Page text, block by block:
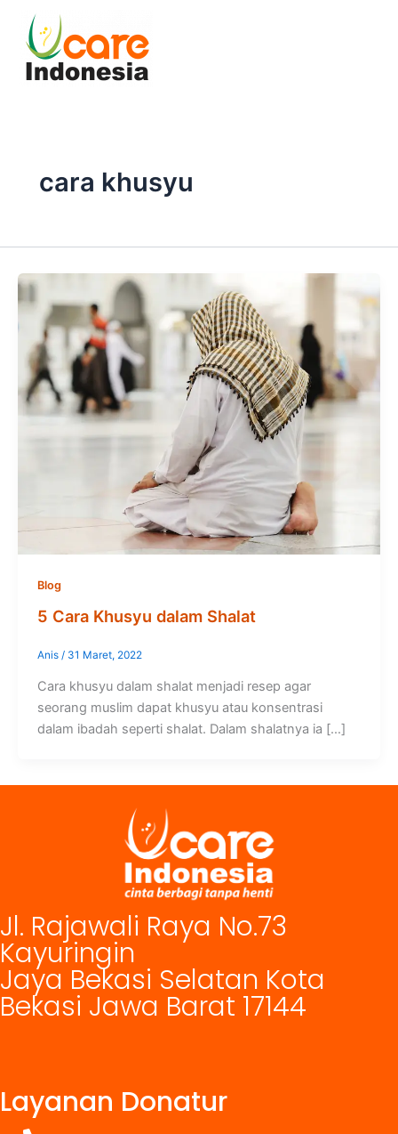
content
cara khusyu
Blog
5 Cara Khusyu dalam Shalat
Anis / 31 Maret, 2022
Cara khusyu dalam shalat menjadi resep agar
seorang muslim dapat khusyu atau konsentrasi
dalam ibadah seperti shalat. Dalam shalatnya ia […]
Jl. Rajawali Raya No.73
Kayuringin
Jaya Bekasi Selatan Kota
Bekasi Jawa Barat 17144
Layanan Donatur